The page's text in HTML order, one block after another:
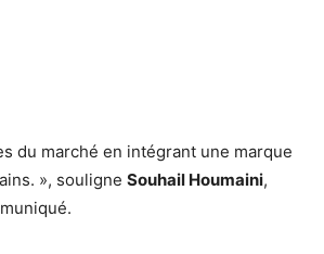
du marché en intégrant une marque
», souligne Souhail Houmaini,